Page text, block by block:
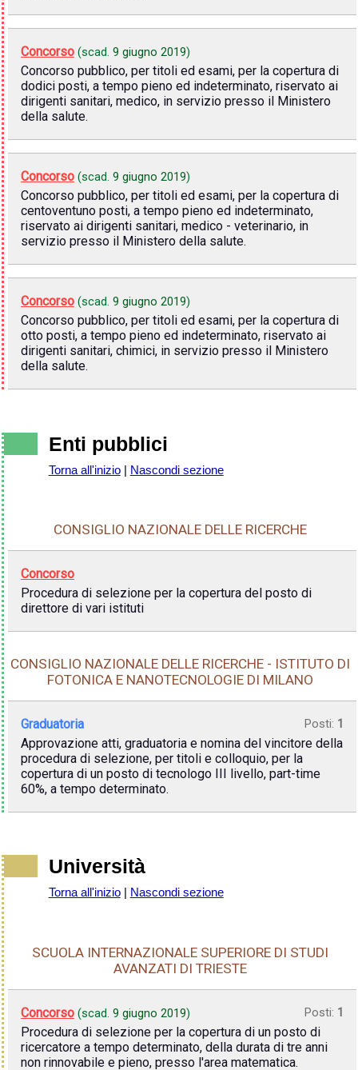
Concorso (scad. 9 giugno 2019)
Concorso pubblico, per titoli ed esami, per la copertura di
dodici posti, a tempo pieno ed indeterminato, riservato ai
dirigenti sanitari, medico, in servizio presso il Ministero
della salute.
Concorso (scad. 9 giugno 2019)
Concorso pubblico, per titoli ed esami, per la copertura di
centoventuno posti, a tempo pieno ed indeterminato,
riservato ai dirigenti sanitari, medico - veterinario, in
servizio presso il Ministero della salute.
Concorso (scad. 9 giugno 2019)
Concorso pubblico, per titoli ed esami, per la copertura di
otto posti, a tempo pieno ed indeterminato, riservato ai
dirigenti sanitari, chimici, in servizio presso il Ministero
della salute.
Enti pubblici
Torna all'inizio| Nascondi sezione
CONSIGLIO NAZIONALE DELLE RICERCHE
Concorso
Procedura di selezione per la copertura del posto di
direttore di vari istituti
CONSIGLIO NAZIONALE DELLE RICERCHE - ISTITUTO DI
FOTONICA E NANOTECNOLOGIE DI MILANO
Graduatoria Posti: 1
Approvazione atti, graduatoria e nomina del vincitore della
procedura di selezione, per titoli e colloquio, per la
copertura di un posto di tecnologo III livello, part-time
60%, a tempo determinato.
Università
Torna all'inizio| Nascondi sezione
SCUOLA INTERNAZIONALE SUPERIORE DI STUDI
AVANZATI DI TRIESTE
Concorso (scad. 9 giugno 2019) Posti: 1
Procedura di selezione per la copertura di un posto di
ricercatore a tempo determinato, della durata di tre anni
non rinnovabile e pieno, presso l'area matematica.